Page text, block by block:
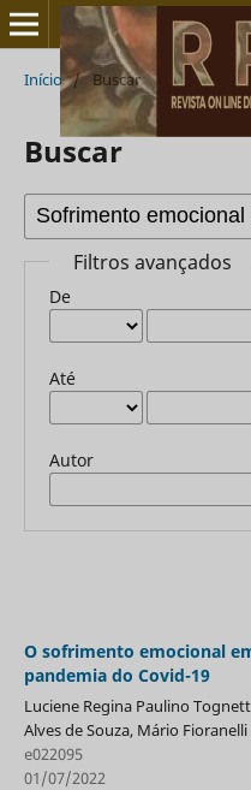
Início / Buscar
Buscar
Filtros avançados
De
Até
Autor
O sofrimento emocional
pandemia do Covid-19
Luciene Regina Paulino
Alves de Souza, Mário
e022095
01/07/2022